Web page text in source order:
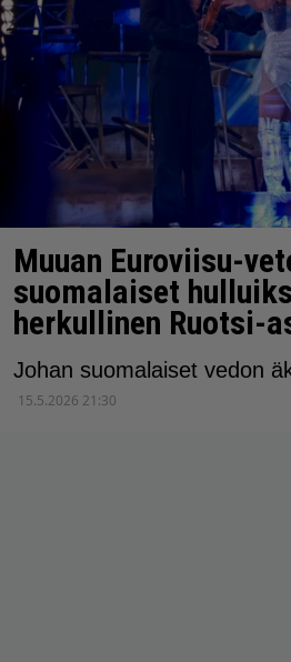
Muuan Euroviisu-
suomalaiset
herkullinen Ruotsi-
Johan suomalaiset vedon
15.5.2026 21:30